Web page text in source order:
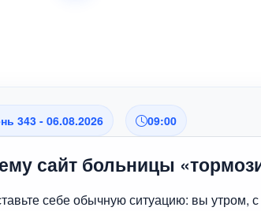
343 - 06.08.2026 09:00
сайт больницы
себе обычную ситуацию: вы утром,